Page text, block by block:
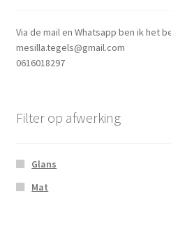
Via de mail en Whatsapp ben ik het
mesilla.tegels@gmail.com
0616018297
Filter op afwerking
Glans
Mat